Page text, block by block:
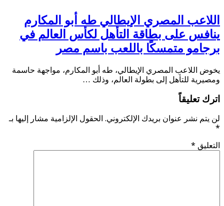
اللاعب المصري الإيطالي طه أبو المكارم
ينافس على بطاقة التأهل لكأس العالم في
برجامو متمسكًا باللعب باسم مصر
يخوض اللاعب المصري الإيطالي، طه أبو المكارم، مواجهة حاسمة
ومصيرية للتأهل إلى بطولة العالم، وذلك …
اترك تعليقاً
لن يتم نشر عنوان بريدك الإلكتروني. الحقول الإلزامية مشار إليها بـ
*
التعليق *